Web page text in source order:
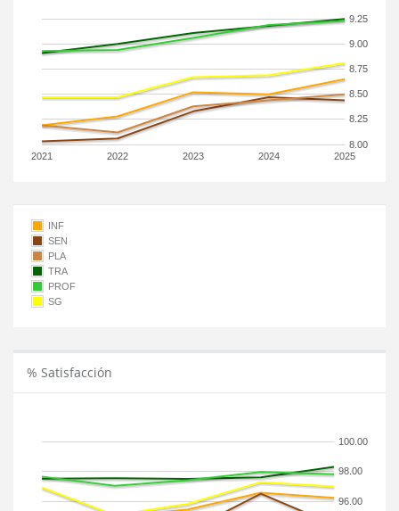
2021 2022 2023 2024 2025
8.00
8.25
8.50
8.75
9.00
9.25
INF
SEN
PLA
TRA
PROF
SG
% Satisfacción
96.00
98.00
100.00